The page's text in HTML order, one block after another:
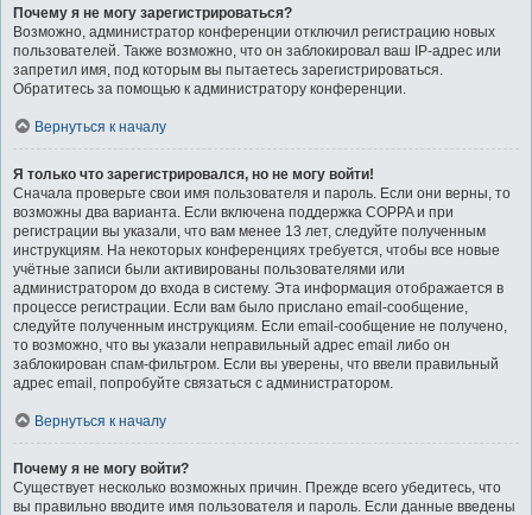
Почему я не могу зарегистрироваться?
Возможно, администратор конференции отключил регистрацию новых
пользователей. Также возможно, что он заблокировал ваш IP-адрес или
запретил имя, под которым вы пытаетесь зарегистрироваться.
Обратитесь за помощью к администратору конференции.
Вернуться к началу
Я только что зарегистрировался, но не могу войти!
Сначала проверьте свои имя пользователя и пароль. Если они верны, то
возможны два варианта. Если включена поддержка COPPA и при
регистрации вы указали, что вам менее 13 лет, следуйте полученным
инструкциям. На некоторых конференциях требуется, чтобы все новые
учётные записи были активированы пользователями или
администратором до входа в систему. Эта информация отображается в
процессе регистрации. Если вам было прислано email-сообщение,
следуйте полученным инструкциям. Если email-сообщение не получено,
то возможно, что вы указали неправильный адрес email либо он
заблокирован спам-фильтром. Если вы уверены, что ввели правильный
адрес email, попробуйте связаться с администратором.
Вернуться к началу
Почему я не могу войти?
Существует несколько возможных причин. Прежде всего убедитесь, что
вы правильно вводите имя пользователя и пароль. Если данные введены